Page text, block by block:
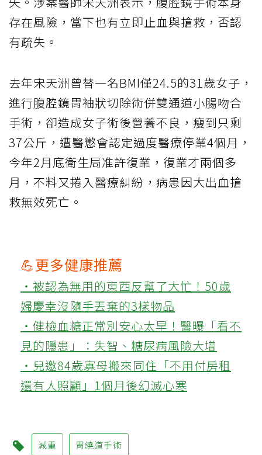
存在風險，當下也有立即止血與搶救，否認
有疏失。
去年宋天洲曾替一名BMI僅24.5的31歲女子，
進行腹腔鏡胃袖狀切除術併雙通道小腸吻合
手術，卻造成女子術後營養不良，瘦到只剩
37公斤，遭醫懲會認定過度醫療停業4個月，
今年2月底衛生局准許復業，復業才兩個多
月，不料又捲入醫療糾紛，病患因大出血搶
救無效死亡。
💪更多健康推薦
‧被認為無用的東西反幫了大忙！50歲
婦慶幸沒隨手丟棄的3樣物品
‧健檢血糖正常別安心太早！醫曝「看不
見的隱患」：失智、糖尿病風險大增
‧兒邀84歲寡母搬來同住「不用付房租
還有人照顧」1個月後幻滅心寒
減重 胃繞道手術